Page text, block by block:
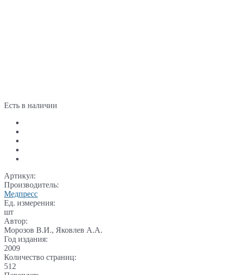
Есть в наличии
Артикул:
Производитель:
Медпресс
Ед. измерения:
шт
Автор:
Морозов В.И., Яковлев А.А.
Год издания:
2009
Количество страниц:
512